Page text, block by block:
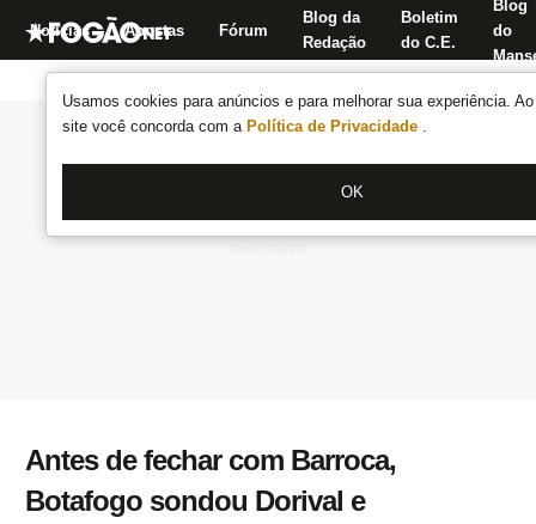
Usamos cookies para anúncios e para melhorar sua experiência.
site você concorda com a Política de Privacidade .
OK
Notícias Apostas Fórum
Blog da
Redação
Boletim
do C.E.
Blog
do
Antes de fechar com Barroca,
Botafogo sondou Dorival e